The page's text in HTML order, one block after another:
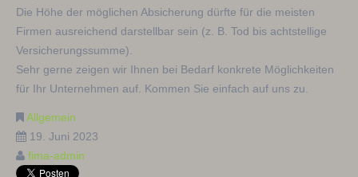
Die Höhe der möglichen Absicherung dürfte für die meisten
Firmen ausreichend darstellbar sein (z. B. Tod bis achtstellige
Versicherungssumme).
Sehr gerne zeigen wir Ihnen bei Bedarf konkrete Möglichkeiten
für Ihr Unternehmen auf. Kommen Sie einfach auf uns zu.
Allgemein
19. Juni 2023
fima-admin